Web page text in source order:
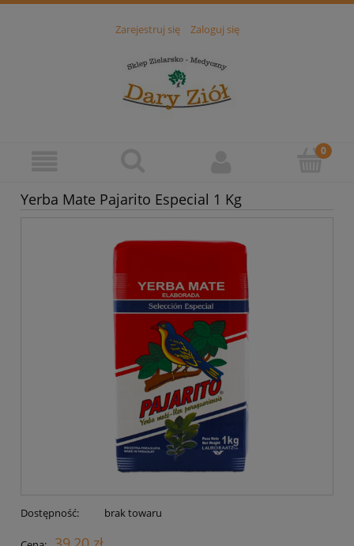
Zarejestruj się Zaloguj się
Yerba Mate Pajarito Especial 1 Kg
Dostępność: brak towaru